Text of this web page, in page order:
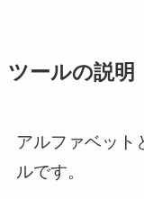
ツールの説明
アルファベット
ルです。